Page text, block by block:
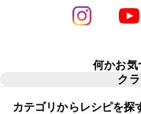
何かお気
ク
カテゴリからレシピを探